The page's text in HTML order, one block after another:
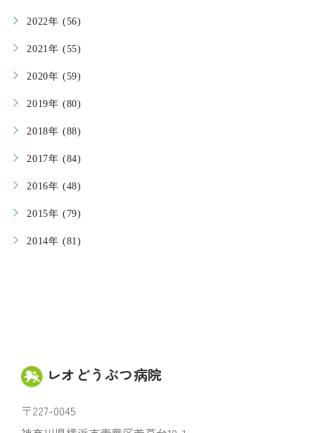
2022年 (56)
2021年 (55)
2020年 (59)
2019年 (80)
2018年 (88)
2017年 (84)
2016年 (48)
2015年 (79)
2014年 (81)
レオどうぶつ病院
〒227-0045